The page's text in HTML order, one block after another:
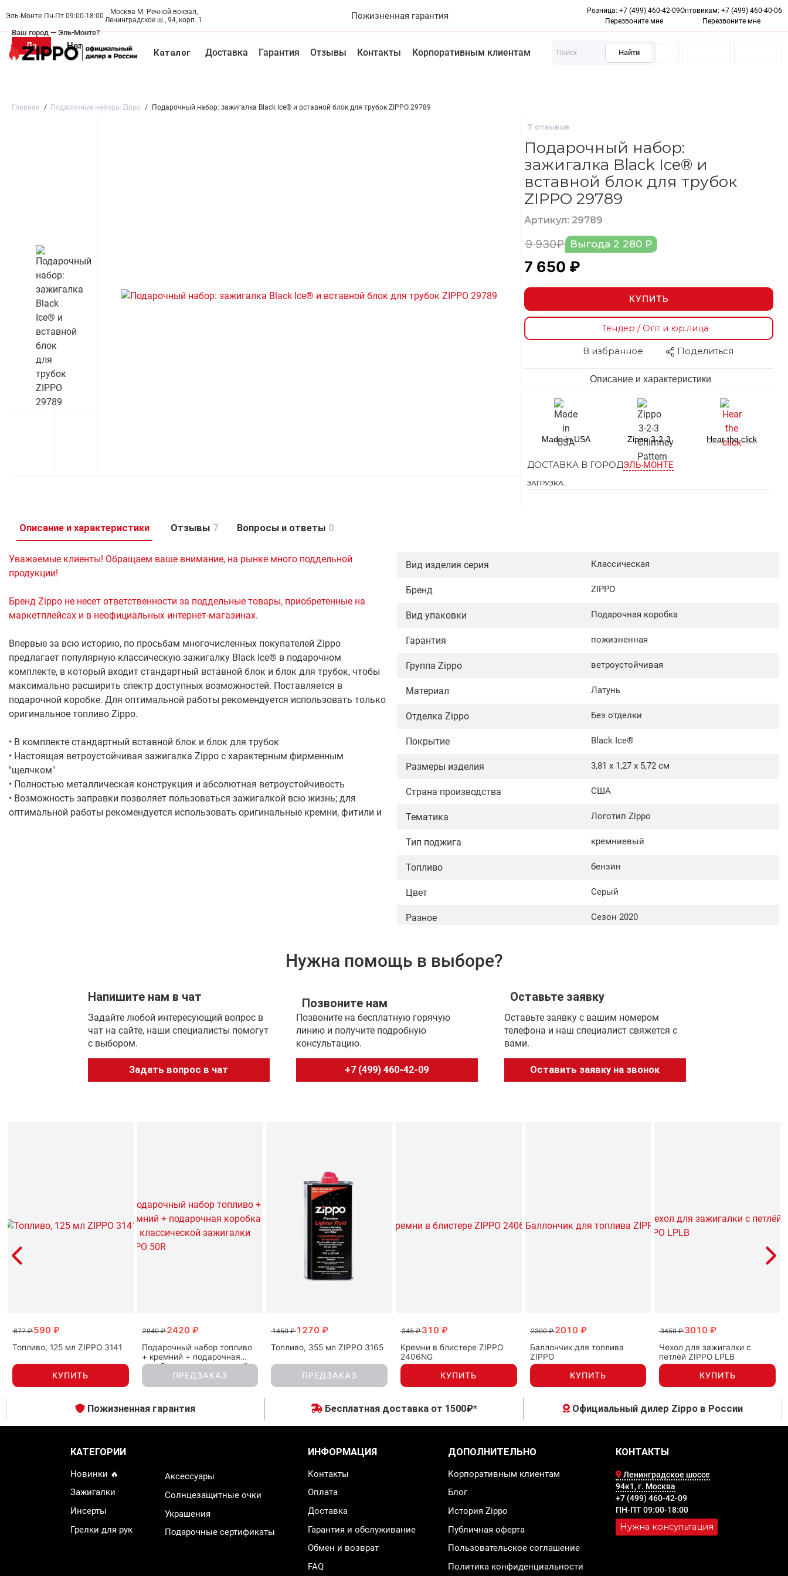
Эль-Монте
Ваш город —Эль-Монте?
Пн-Пт 09:00-18:00
Москва М. Речной вокзал,
Ленинградское ш., 94, корп. 1
Официальный дилер в России Пожизненная гарантия Бесплатная доставка от 1500₽ Оптовикам: +7 (499) 460-40-06
Перезвоните мне
Розница: +7 (499) 460-42-09
Перезвоните мне
Каталог Доставка Гарантия Отзывы Контакты Корпоративным клиентам Найти
Главная Подарочные наборы Zippo Подарочный набор: зажигалка Black Ice® и вставной блок для трубок ZIPPO 29789
7 отзывов
Подарочный набор:
зажигалка Black Ice® и
вставной блок для трубок
ZIPPO 29789
Артикул: 29789
9 930₽ Выгода 2 280 ₽
7 650 ₽
КУПИТЬ
Тендер / Опт и юр.лица
В избранное Поделиться
Описание и характеристики
Made in USA Zippo 3-2-3 Hear the click
ДОСТАВКА В ГОРОДЭЛЬ-МОНТЕ
ЗАГРУЗКА...
Описание и характеристики Отзывы 7 Вопросы и ответы 0
Уважаемые клиенты! Обращаем ваше внимание, на рынке много поддельной
продукции!
Бренд Zippo не несет ответственности за поддельные товары, приобретенные на
маркетплейсах и в неофициальных интернет-магазинах.
Впервые за всю историю, по просьбам многочисленных покупателей Zippo
предлагает популярную классическую зажигалку Black Ice® в подарочном
комплекте, в который входит стандартный вставной блок и блок для трубок, чтобы
максимально расширить спектр доступных возможностей. Поставляется в
подарочной коробке. Для оптимальной работы рекомендуется использовать только
оригинальное топливо Zippo.
• В комплекте стандартный вставной блок и блок для трубок
• Настоящая ветроустойчивая зажигалка Zippo с характерным фирменным
"щелчком"
• Полностью металлическая конструкция и абсолютная ветроустойчивость
• Возможность заправки позволяет пользоваться зажигалкой всю жизнь; для
оптимальной работы рекомендуется использовать оригинальные кремни, фитили и
Вид изделия серия Классическая
Бренд ZIPPO
Вид упаковки Подарочная коробка
Гарантия пожизненная
Группа Zippo ветроустойчивая
Материал Латунь
Отделка Zippo Без отделки
Покрытие Black Ice®
Размеры изделия 3,81 х 1,27 x 5,72 cм
Страна производства США
Тематика Логотип Zippo
Тип поджига кремниевый
Топливо бензин
Цвет Серый
Разное Сезон 2020
Нужна помощь в выборе?
Напишите нам в чат
Задайте любой интересующий вопрос в
чат на сайте, наши специалисты помогут
с выбором.
Задать вопрос в чат
Позвоните нам
Позвоните на бесплатную горячую
линию и получите подробную
консультацию.
+7 (499) 460-42-09
Оставьте заявку
Оставьте заявку с вашим номером
телефона и наш специалист свяжется с
вами.
Оставить заявку на звонок
677 ₽590 ₽
Топливо, 125 мл ZIPPO 3141
КУПИТЬ
2940 ₽2420 ₽
Подарочный набор топливо
+ кремний + подарочная
коробка для классической
зажигалки ZIPPO 50R
ПРЕДЗАКАЗ
1450 ₽1270 ₽
Топливо, 355 мл ZIPPO 3165
ПРЕДЗАКАЗ
345 ₽310 ₽
Кремни в блистере ZIPPO
2406NG
КУПИТЬ
2300 ₽2010 ₽
Баллончик для топлива
ZIPPO
КУПИТЬ
3450 ₽3010 ₽
Чехол для зажигалки с
петлёй ZIPPO LPLB
КУПИТЬ
Пожизненная гарантия Бесплатная доставка от 1500₽* Официальный дилер Zippo в России
КАТЕГОРИИ
Новинки 🔥
Зажигалки
Инсерты
Грелки для рук
Аксессуары
Солнцезащитные очки
Украшения
Подарочные сертификаты
ИНФОРМАЦИЯ
Контакты
Оплата
Доставка
Гарантия и обслуживание
Обмен и возврат
FAQ
ДОПОЛНИТЕЛЬНО
Корпоративным клиентам
Блог
История Zippo
Публичная оферта
Пользовательское соглашение
Политика конфиденциальности
КОНТАКТЫ
Ленинградское шоссе
94к1, г. Москва
+7 (499) 460-42-09
ПН-ПТ 09:00-18:00
Нужна консультация